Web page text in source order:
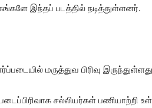
இந்தப் படத்தில் நடித்துள்ளனர்.
மருத்துவ பிரிவு
சல்லியர்கள் பணியாற்றி